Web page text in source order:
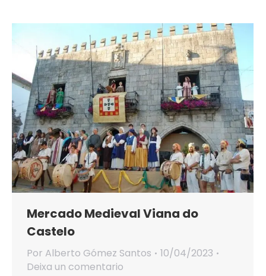
Mercado Medieval Viana do
Castelo
Por Alberto Gómez Santos
10/04/2023
Deixa un comentario